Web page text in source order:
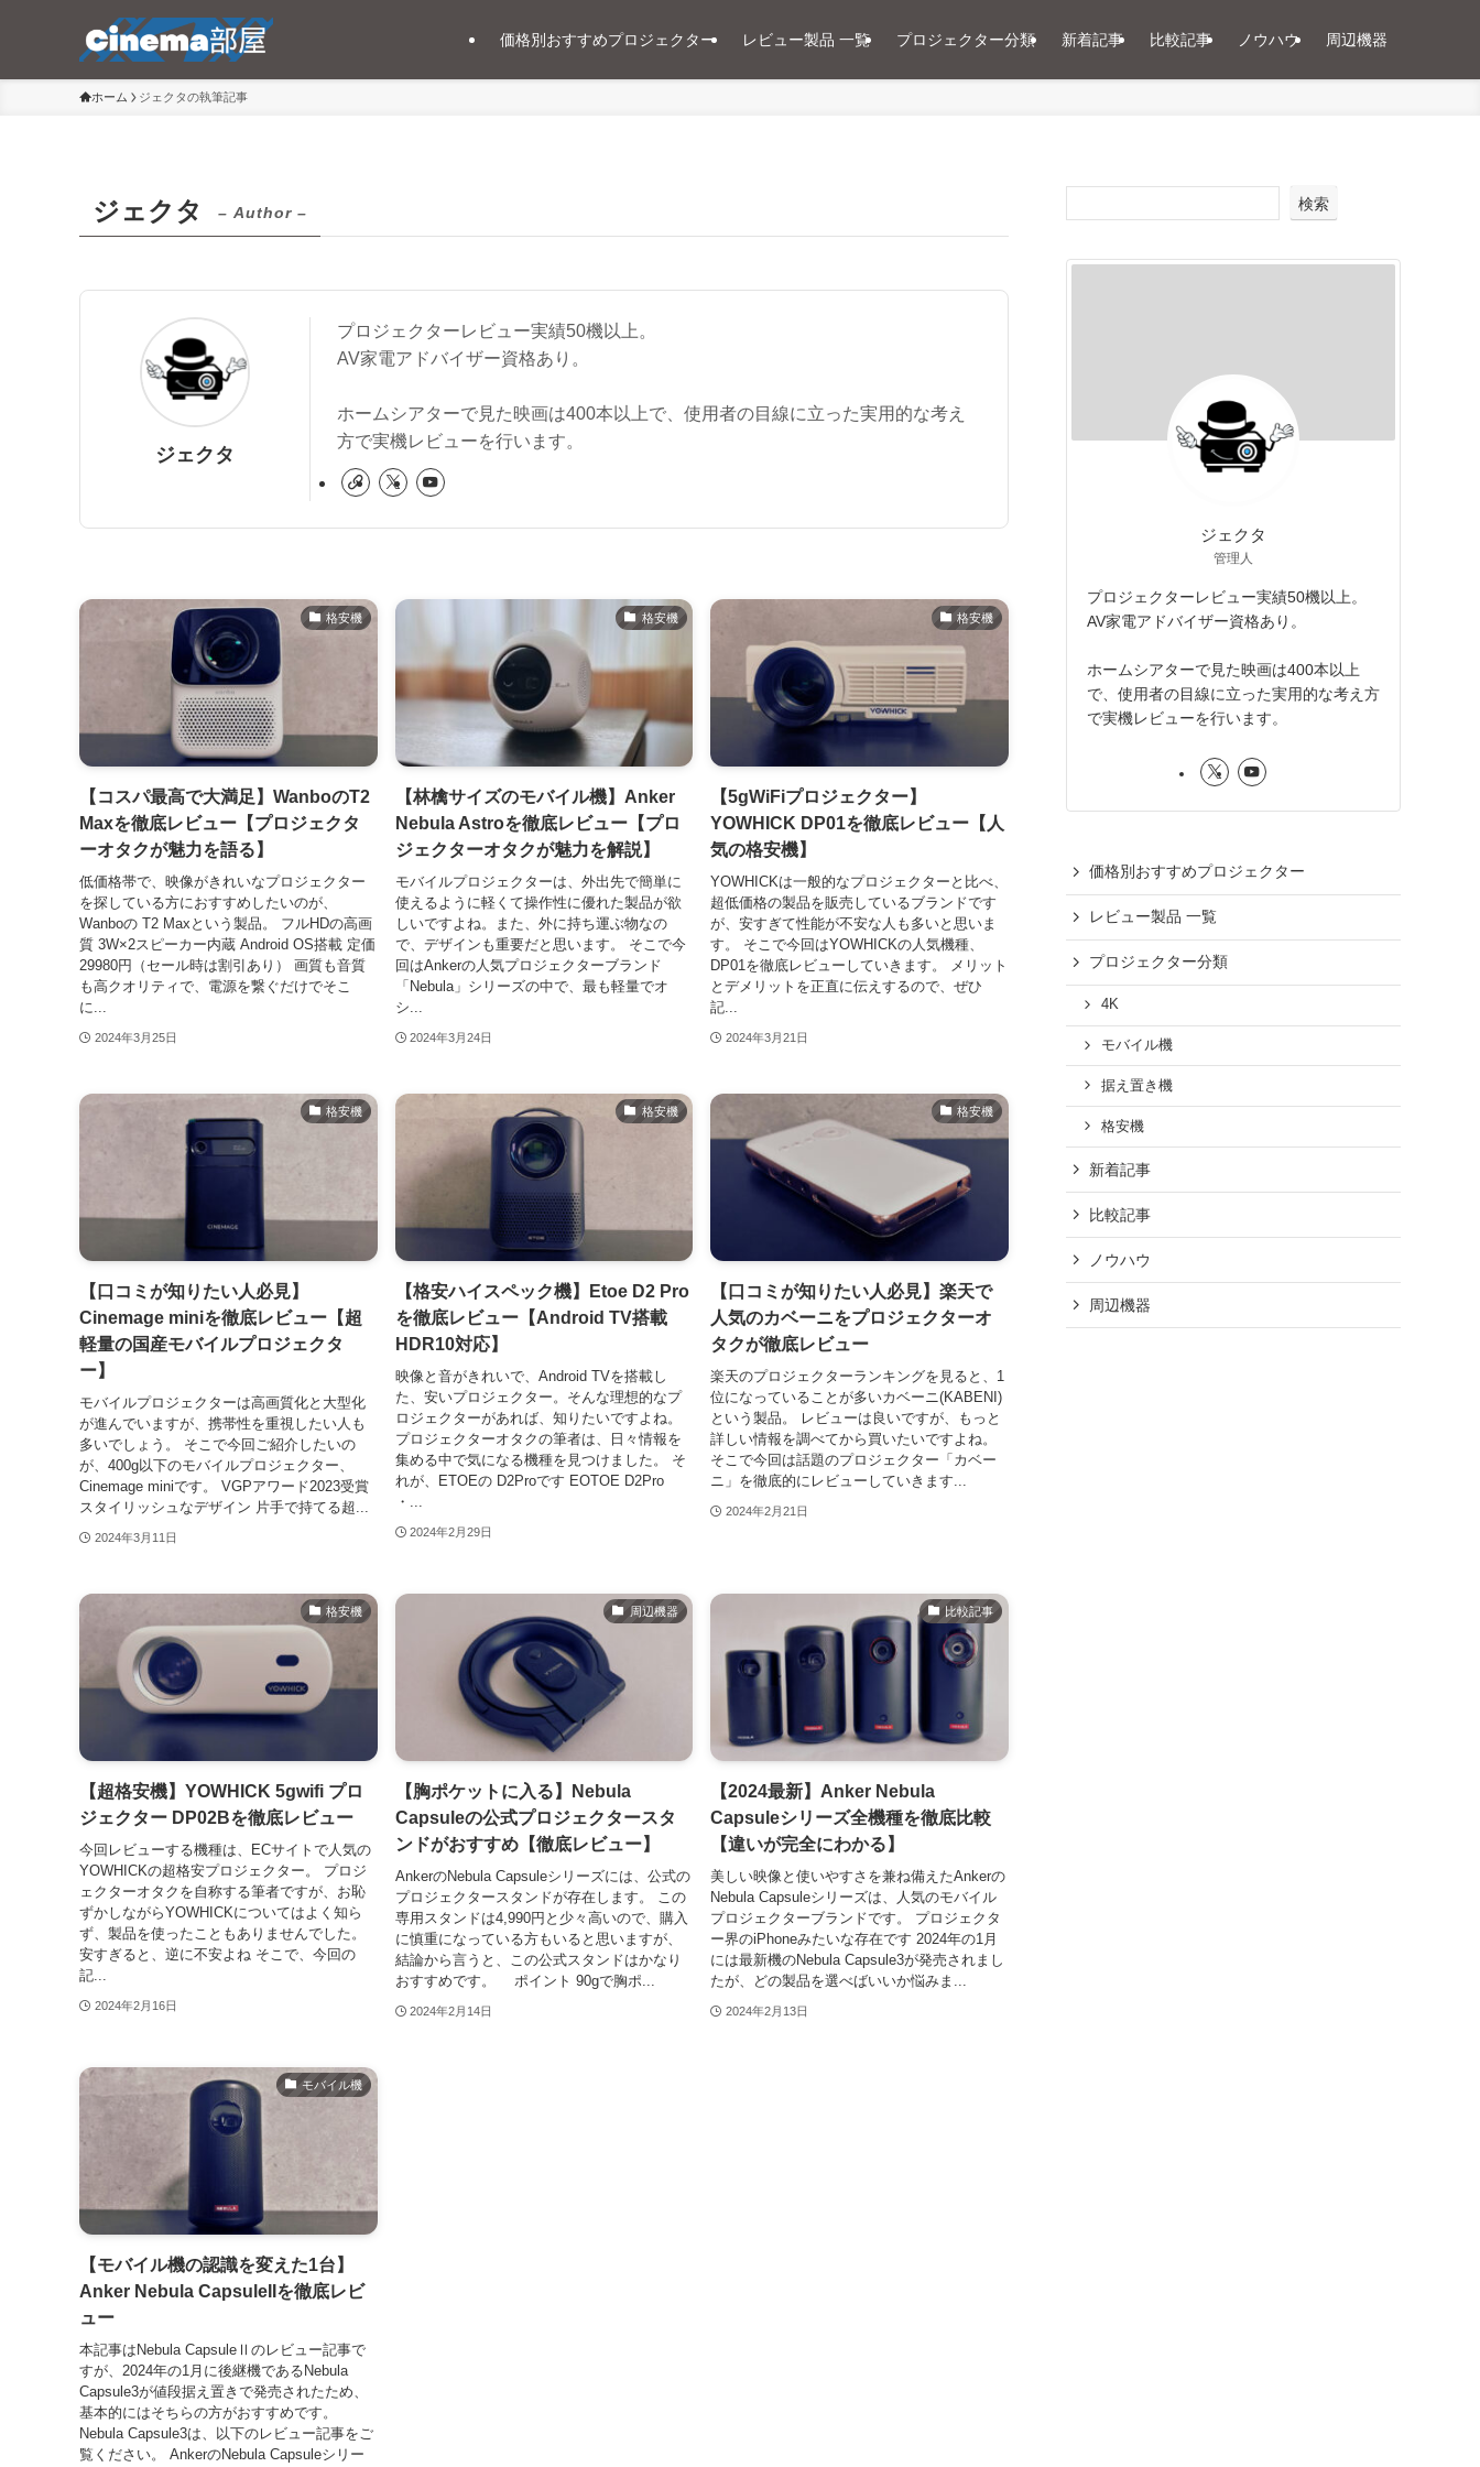
価格別おすすめプロジェクター レビュー製品 一覧 プロジェクター分類 新着記事 比較記事 ノウハウ 周辺機器
ホーム ジェクタの執筆記事
ジェクタ – Author –
ジェクタ
プロジェクターレビュー実績50機以上。
AV家電アドバイザー資格あり。
ホームシアターで見た映画は400本以上で、使用者の目線に立った実用的な考え
方で実機レビューを行います。
格安機
【コスパ最高で大満足】WanboのT2
Maxを徹底レビュー【プロジェクタ
ーオタクが魅力を語る】
低価格帯で、映像がきれいなプロジェクター
を探している方におすすめしたいのが、
Wanboの T2 Maxという製品。 フルHDの高画
質 3W×2スピーカー内蔵 Android OS搭載 定価
29980円（セール時は割引あり） 画質も音質
も高クオリティで、電源を繋ぐだけでそこ
に...
2024年3月25日
格安機
【林檎サイズのモバイル機】Anker
Nebula Astroを徹底レビュー【プロ
ジェクターオタクが魅力を解説】
モバイルプロジェクターは、外出先で簡単に
使えるように軽くて操作性に優れた製品が欲
しいですよね。また、外に持ち運ぶ物なの
で、デザインも重要だと思います。 そこで今
回はAnkerの人気プロジェクターブランド
「Nebula」シリーズの中で、最も軽量でオ
シ...
2024年3月24日
格安機
【5gWiFiプロジェクター】
YOWHICK DP01を徹底レビュー【人
気の格安機】
YOWHICKは一般的なプロジェクターと比べ、
超低価格の製品を販売しているブランドです
が、安すぎて性能が不安な人も多いと思いま
す。 そこで今回はYOWHICKの人気機種、
DP01を徹底レビューしていきます。 メリット
とデメリットを正直に伝えするので、ぜひ
記...
2024年3月21日
格安機
【口コミが知りたい人必見】
Cinemage miniを徹底レビュー【超
軽量の国産モバイルプロジェクタ
ー】
モバイルプロジェクターは高画質化と大型化
が進んでいますが、携帯性を重視したい人も
多いでしょう。 そこで今回ご紹介したいの
が、400g以下のモバイルプロジェクター、
Cinemage miniです。 VGPアワード2023受賞
スタイリッシュなデザイン 片手で持てる超...
2024年3月11日
格安機
【格安ハイスペック機】Etoe D2 Pro
を徹底レビュー【Android TV搭載
HDR10対応】
映像と音がきれいで、Android TVを搭載し
た、安いプロジェクター。そんな理想的なプ
ロジェクターがあれば、知りたいですよね。
プロジェクターオタクの筆者は、日々情報を
集める中で気になる機種を見つけました。 そ
れが、ETOEの D2Proです EOTOE D2Pro
・...
2024年2月29日
格安機
【口コミが知りたい人必見】楽天で
人気のカベーニをプロジェクターオ
タクが徹底レビュー
楽天のプロジェクターランキングを見ると、1
位になっていることが多いカベーニ(KABENI)
という製品。 レビューは良いですが、もっと
詳しい情報を調べてから買いたいですよね。
そこで今回は話題のプロジェクター「カベー
ニ」を徹底的にレビューしていきます...
2024年2月21日
格安機
【超格安機】YOWHICK 5gwifi プロ
ジェクター DP02Bを徹底レビュー
今回レビューする機種は、ECサイトで人気の
YOWHICKの超格安プロジェクター。 プロジ
ェクターオタクを自称する筆者ですが、お恥
ずかしながらYOWHICKについてはよく知ら
ず、製品を使ったこともありませんでした。
安すぎると、逆に不安よね そこで、今回の
記...
2024年2月16日
周辺機器
【胸ポケットに入る】Nebula
Capsuleの公式プロジェクタースタ
ンドがおすすめ【徹底レビュー】
AnkerのNebula Capsuleシリーズには、公式の
プロジェクタースタンドが存在します。 この
専用スタンドは4,990円と少々高いので、購入
に慎重になっている方もいると思いますが、
結論から言うと、この公式スタンドはかなり
おすすめです。 ポイント 90gで胸ポ...
2024年2月14日
比較記事
【2024最新】Anker Nebula
Capsuleシリーズ全機種を徹底比較
【違いが完全にわかる】
美しい映像と使いやすさを兼ね備えたAnkerの
Nebula Capsuleシリーズは、人気のモバイル
プロジェクターブランドです。 プロジェクタ
ー界のiPhoneみたいな存在です 2024年の1月
には最新機のNebula Capsule3が発売されまし
たが、どの製品を選べばいいか悩みま...
2024年2月13日
モバイル機
【モバイル機の認識を変えた1台】
Anker Nebula CapsuleIIを徹底レビ
ュー
本記事はNebula CapsuleⅡのレビュー記事で
すが、2024年の1月に後継機であるNebula
Capsule3が値段据え置きで発売されたため、
基本的にはそちらの方がおすすめです。
Nebula Capsule3は、以下のレビュー記事をご
覧ください。 AnkerのNebula Capsuleシリー
検索
ジェクタ
管理人
プロジェクターレビュー実績50機以上。
AV家電アドバイザー資格あり。
ホームシアターで見た映画は400本以上
で、使用者の目線に立った実用的な考え方
で実機レビューを行います。
価格別おすすめプロジェクター
レビュー製品 一覧
プロジェクター分類
4K
モバイル機
据え置き機
格安機
新着記事
比較記事
ノウハウ
周辺機器